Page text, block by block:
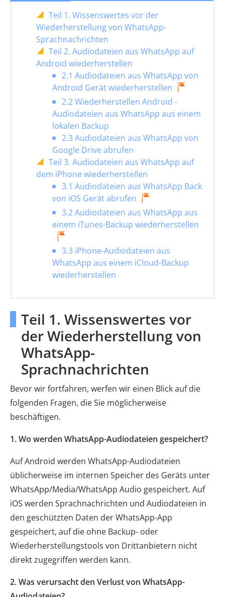
Teil 1. Wissenswertes vor der
Wiederherstellung von WhatsApp-
Sprachnachrichten
Teil 2. Audiodateien aus WhatsApp auf
Android wiederherstellen
2.1 Audiodateien aus WhatsApp von
Android Gerät wiederherstellen
2.2 Wiederherstellen Android -
Audiodateien aus WhatsApp aus einem
lokalen Backup
2.3 Audiodateien aus WhatsApp von
Google Drive abrufen
Teil 3. Audiodateien aus WhatsApp auf
dem iPhone wiederherstellen
3.1 Audiodateien aus WhatsApp Back
von iOS Gerät abrufen
3.2 Audiodateien aus WhatsApp aus
einem iTunes-Backup wiederherstellen
3.3 iPhone-Audiodateien aus
WhatsApp aus einem iCloud-Backup
wiederherstellen
Teil 1. Wissenswertes vor
der Wiederherstellung von
WhatsApp-
Sprachnachrichten
Bevor wir fortfahren, werfen wir einen Blick auf die
folgenden Fragen, die Sie möglicherweise
beschäftigen.
1. Wo werden WhatsApp-Audiodateien gespeichert?
Auf Android werden WhatsApp-Audiodateien
üblicherweise im internen Speicher des Geräts unter
WhatsApp/Media/WhatsApp Audio gespeichert. Auf
iOS werden Sprachnachrichten und Audiodateien in
den geschützten Daten der WhatsApp-App
gespeichert, auf die ohne Backup- oder
Wiederherstellungstools von Drittanbietern nicht
direkt zugegriffen werden kann.
2. Was verursacht den Verlust von WhatsApp-